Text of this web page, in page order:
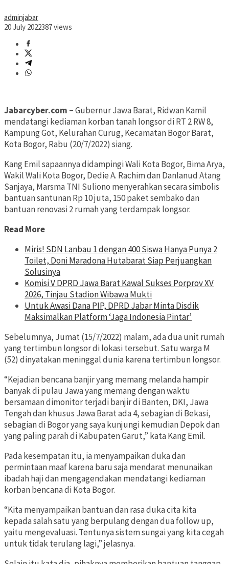
adminjabar
20 July 2022387 views
Jabarcyber.com –Gubernur Jawa Barat, Ridwan Kamil
mendatangi kediaman korban tanah longsor di RT 2 RW 8,
Kampung Got, Kelurahan Curug, Kecamatan Bogor Barat,
Kota Bogor, Rabu (20/7/2022) siang.
Kang Emil sapaannya didampingi Wali Kota Bogor, Bima Arya,
Wakil Wali Kota Bogor, Dedie A. Rachim dan Danlanud Atang
Sanjaya, Marsma TNI Suliono menyerahkan secara simbolis
bantuan santunan Rp 10 juta, 150 paket sembako dan
bantuan renovasi 2 rumah yang terdampak longsor.
Read More
Miris! SDN Lanbau 1 dengan 400 Siswa Hanya Punya 2
Toilet, Doni Maradona Hutabarat Siap Perjuangkan
Solusinya
Komisi V DPRD Jawa Barat Kawal Sukses Porprov XV
2026, Tinjau Stadion Wibawa Mukti
Untuk Awasi Dana PIP, DPRD Jabar Minta Disdik
Maksimalkan Platform ‘Jaga Indonesia Pintar’
Sebelumnya, Jumat (15/7/2022) malam, ada dua unit rumah
yang tertimbun longsor di lokasi tersebut. Satu warga M
(52) dinyatakan meninggal dunia karena tertimbun longsor.
“Kejadian bencana banjir yang memang melanda hampir
banyak di pulau Jawa yang memang dengan waktu
bersamaan dimonitor terjadi banjir di Banten, DKI, Jawa
Tengah dan khusus Jawa Barat ada 4, sebagian di Bekasi,
sebagian di Bogor yang saya kunjungi kemudian Depok dan
yang paling parah di Kabupaten Garut,” kata Kang Emil.
Pada kesempatan itu, ia menyampaikan duka dan
permintaan maaf karena baru saja mendarat menunaikan
ibadah haji dan mengagendakan mendatangi kediaman
korban bencana di Kota Bogor.
“Kita menyampaikan bantuan dan rasa duka cita kita
kepada salah satu yang berpulang dengan dua follow up,
yaitu mengevaluasi. Tentunya sistem sungai yang kita cegah
untuk tidak terulang lagi,” jelasnya.